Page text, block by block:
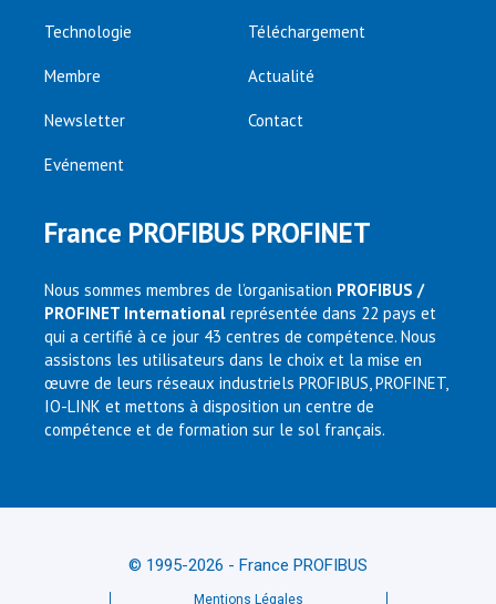
Technologie Téléchargement
Membre Actualité
Newsletter Contact
Evénement
France PROFIBUS PROFINET
Nous sommes membres de l’organisation PROFIBUS /
PROFINET International représentée dans 22 pays et
qui a certifié à ce jour 43 centres de compétence. Nous
assistons les utilisateurs dans le choix et la mise en
œuvre de leurs réseaux industriels PROFIBUS, PROFINET,
IO-LINK et mettons à disposition un centre de
compétence et de formation sur le sol français.
© 1995-2026 - France PROFIBUS
Mentions Légales